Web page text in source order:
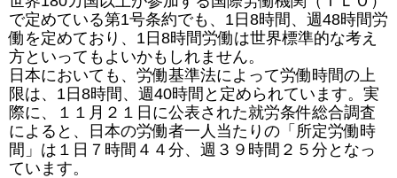
で定めている第1号条約でも、1日8時間、週48時間労
働を定めており、1日8時間労働は世界標準的な考え
方といってもよいかもしれません。
日本においても、労働基準法によって労働時間の上
限は、1日8時間、週40時間と定められています。実
際に、１１月２１日に公表された就労条件総合調査
によると、日本の労働者一人当たりの「所定労働時
間」は１日７時間４４分、週３９時間２５分となっ
ています。